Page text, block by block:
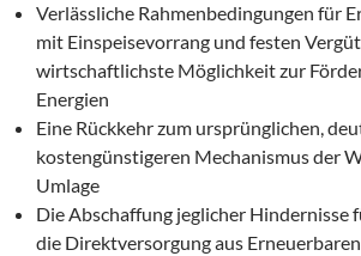
Verlässliche Rahmenbedingungen für
mit Einspeisevorrang und festen
wirtschaftlichste Möglichkeit zur
Energien
Eine Rückkehr zum ursprünglichen,
kostengünstigeren Mechanismus der
Umlage
Die Abschaffung jeglicher Hindernisse
die Direktversorgung aus